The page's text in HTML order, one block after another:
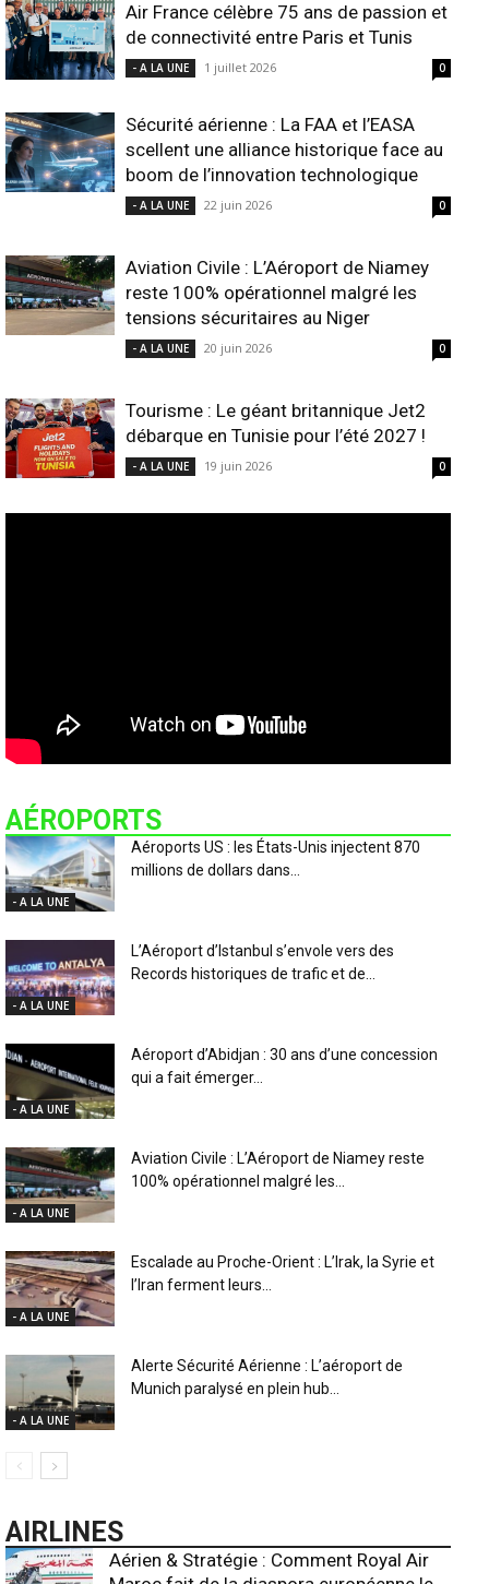
Air France célèbre 75 ans de passion et
de connectivité entre Paris et Tunis
- A LA UNE 1 juillet 2026 0
Sécurité aérienne : La FAA et l’EASA
scellent une alliance historique face au
boom de l’innovation technologique
- A LA UNE 22 juin 2026 0
Aviation Civile : L’Aéroport de Niamey
reste 100% opérationnel malgré les
tensions sécuritaires au Niger
- A LA UNE 20 juin 2026 0
Tourisme : Le géant britannique Jet2
débarque en Tunisie pour l’été 2027 !
- A LA UNE 19 juin 2026 0
AÉROPORTS
- A LA UNE
Aéroports US : les États-Unis injectent 870
millions de dollars dans...
- A LA UNE
L’Aéroport d’Istanbul s’envole vers des
Records historiques de trafic et de...
- A LA UNE
Aéroport d’Abidjan : 30 ans d’une concession
qui a fait émerger...
- A LA UNE
Aviation Civile : L’Aéroport de Niamey reste
100% opérationnel malgré les...
- A LA UNE
Escalade au Proche-Orient : L’Irak, la Syrie et
l’Iran ferment leurs...
- A LA UNE
Alerte Sécurité Aérienne : L’aéroport de
Munich paralysé en plein hub...
AIRLINES
Aérien & Stratégie : Comment Royal Air